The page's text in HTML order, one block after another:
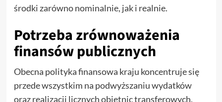
środki zarówno nominalnie, jak i realnie.
Potrzeba zrównoważenia
finansów publicznych
Obecna polityka finansowa kraju koncentruje się
przede wszystkim na podwyższaniu wydatków
oraz realizacji licznych obietnic transferowych.